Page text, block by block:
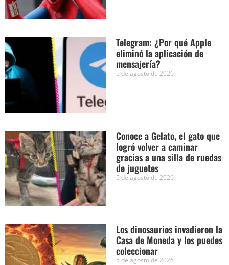
Telegram: ¿Por qué Apple
eliminó la aplicación de
mensajería?
5 de agosto de 2026
Conoce a Gelato, el gato que
logró volver a caminar
gracias a una silla de ruedas
de juguetes
5 de agosto de 2026
Los dinosaurios invadieron la
Casa de Moneda y los puedes
coleccionar
5 de agosto de 2026